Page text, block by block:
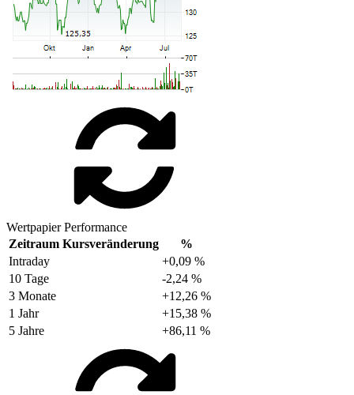
Wertpapier Performance
Zeitraum Kursveränderung
%
Intraday
+0,09 %
10 Tage
-2,24 %
3 Monate
+12,26 %
1 Jahr
+15,38 %
5 Jahre
+86,11 %